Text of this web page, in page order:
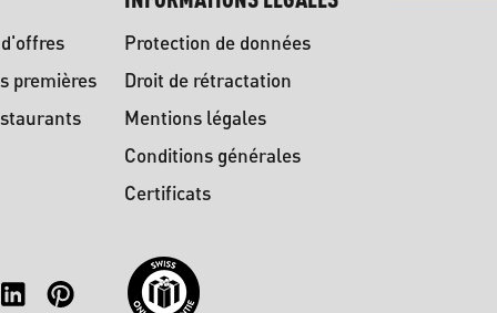
premières
Protection de données
Droit de rétractation
Mentions légales
Conditions générales
Certificats